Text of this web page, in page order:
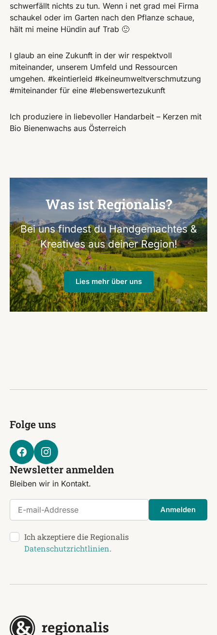
schwerfällt nichts zu tun. Wenn i net grad mei Firma
schaukel oder im Garten nach den Pflanze schaue,
hält mi meine Hündin auf Trab 🙂
I glaub an eine Zukunft in der wir respektvoll
miteinander, unserem Umfeld und Ressourcen
umgehen. #keintierleid #keineumweltverschmutzung
#miteinander für eine #lebenswertezukunft ️
Ich produziere in liebevoller Handarbeit – Kerzen mit
Bio Bienenwachs aus Österreich
Was ist Regionalis?
Bei uns findest du Handgemachtes &
Kreatives aus deiner Region!
Lies mehr über uns
Folge uns
Newsletter anmelden
Bleiben wir in Kontakt.
Anmelden
Ich akzeptiere die Regionalis
Datenschutzrichtlinien.